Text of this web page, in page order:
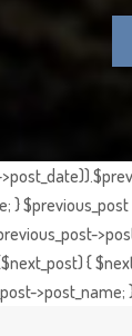
{
>post_name;